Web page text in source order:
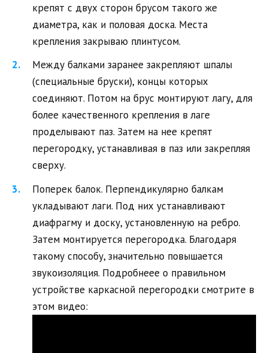
крепят с двух сторон брусом такого же
диаметра, как и половая доска. Места
крепления закрываю плинтусом.
Между балками заранее закрепляют шпалы
(специальные бруски), концы которых
соединяют. Потом на брус монтируют лагу, для
более качественного крепления в лаге
проделывают паз. Затем на нее крепят
перегородку, устанавливая в паз или закрепляя
сверху.
Поперек балок. Перпендикулярно балкам
укладывают лаги. Под них устанавливают
диафрагму и доску, установленную на ребро.
Затем монтируется перегородка. Благодаря
такому способу, значительно повышается
звукоизоляция. Подробнеее о правильном
устройстве каркасной перегородки смотрите в
этом видео: